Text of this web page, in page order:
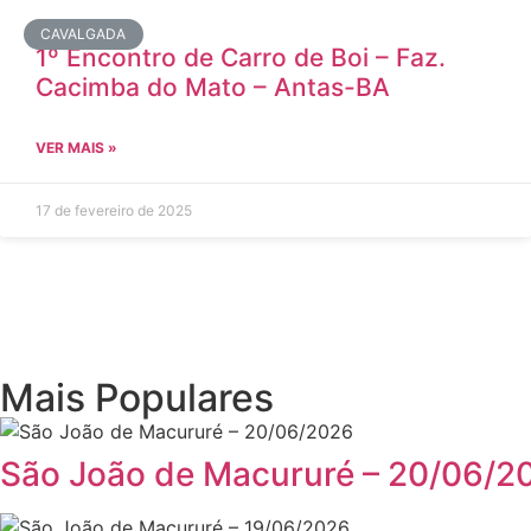
CAVALGADA
1º Encontro de Carro de Boi – Faz.
Cacimba do Mato – Antas-BA
VER MAIS »
17 de fevereiro de 2025
Mais Populares
São João de Macururé – 20/06/